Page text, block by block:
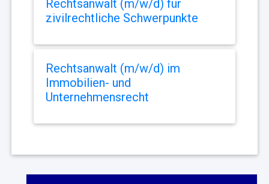
Rechtsanwalt (m/w/d) für
zivilrechtliche Schwerpunkte
Rechtsanwalt (m/w/d) im
Immobilien- und
Unternehmensrecht